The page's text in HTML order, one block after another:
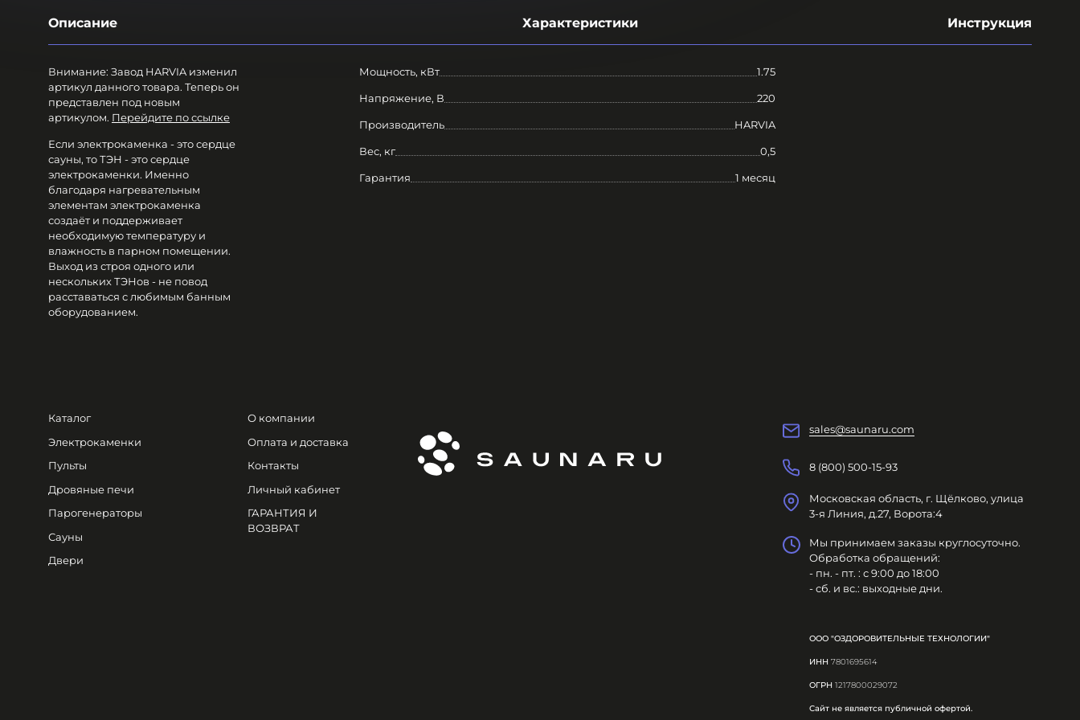
Описание Характеристики Инструкция
Внимание: Завод HARVIA изменил
артикул данного товара. Теперь он
представлен под новым
артикулом. Перейдите по ссылке
Если электрокаменка - это сердце
сауны, то ТЭН - это сердце
электрокаменки. Именно
благодаря нагревательным
элементам электрокаменка
создаёт и поддерживает
необходимую температуру и
влажность в парном помещении.
Выход из строя одного или
нескольких ТЭНов - не повод
расставаться с любимым банным
оборудованием.
Мощность, кВт 1.75
Напряжение, В 220
Производитель HARVIA
Вес, кг 0,5
Гарантия 1 месяц
Каталог
Электрокаменки
Пульты
Дровяные печи
Парогенераторы
Сауны
Двери
О компании
Оплата и доставка
Контакты
Личный кабинет
ГАРАНТИЯ И
ВОЗВРАТ
sales@saunaru.com
8 (800) 500-15-93
Московская область, г. Щёлково, улица
3-я Линия, д.27, Ворота:4
Мы принимаем заказы круглосуточно.
Обработка обращений:
- пн. - пт. : с 9:00 до 18:00
- сб. и вс.: выходные дни.
ООО "ОЗДОРОВИТЕЛЬНЫЕ ТЕХНОЛОГИИ"
ИНН 7801695614
ОГРН 1217800029072
Сайт не является публичной офертой.